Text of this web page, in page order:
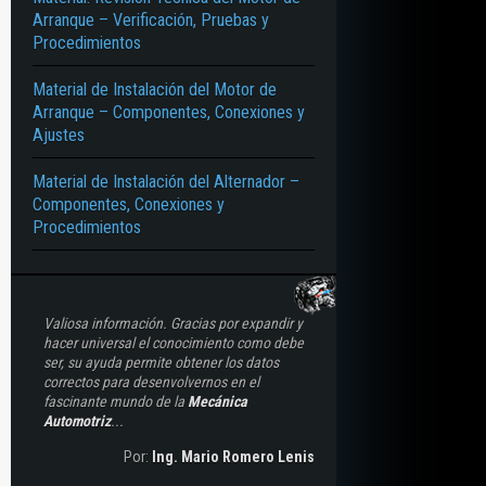
Arranque – Verificación, Pruebas y
Procedimientos
Material de Instalación del Motor de
Arranque – Componentes, Conexiones y
Ajustes
Material de Instalación del Alternador –
Componentes, Conexiones y
Procedimientos
Valiosa información. Gracias por expandir y
hacer universal el conocimiento como debe
ser, su ayuda permite obtener los datos
correctos para desenvolvernos en el
fascinante mundo de la Mecánica
Automotriz...
Por: Ing. Mario Romero Lenis